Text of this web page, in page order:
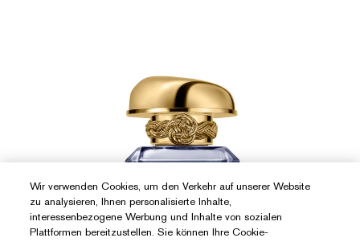
Wir verwenden Cookies, um den Verkehr auf unserer Website
zu analysieren, Ihnen personalisierte Inhalte,
interessenbezogene Werbung und Inhalte von sozialen
Plattformen bereitzustellen. Sie können Ihre Cookie-